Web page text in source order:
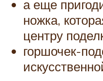
а еще
ножка,
центру
горшочек-